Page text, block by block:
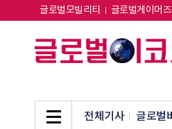
글로벌모빌리티 글로벌게이머즈
전체기사 글로벌